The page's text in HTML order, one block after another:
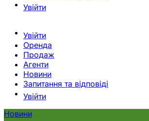
Увійти
Увійти
Оренда
Продаж
Агенти
Новини
Запитання та відповіді
Увійти
Новини